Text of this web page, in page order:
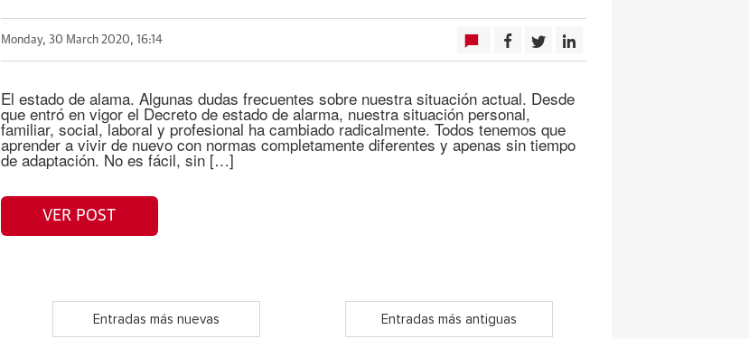
Monday, 30 March 2020, 16:14
El estado de alama. Algunas dudas frecuentes sobre nuestra situación actual. Desde
que entró en vigor el Decreto de estado de alarma, nuestra situación personal,
familiar, social, laboral y profesional ha cambiado radicalmente. Todos tenemos que
aprender a vivir de nuevo con normas completamente diferentes y apenas sin tiempo
de adaptación. No es fácil, sin […]
VER POST
Entradas más nuevas Entradas más antiguas